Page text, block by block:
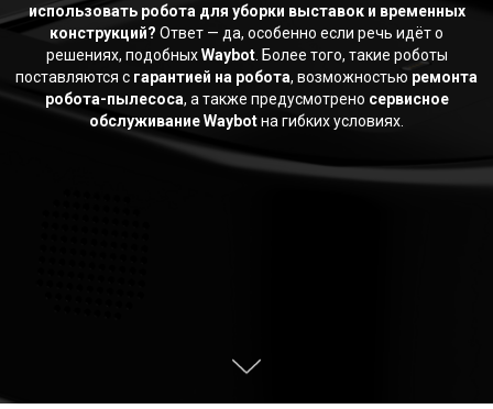
использовать робота для уборки выставок и временных
конструкций? Ответ — да, особенно если речь идёт о
решениях, подобныхWaybot. Более того, такие роботы
поставляются с гарантией на робота, возможностью ремонта
робота-пылесоса, а также предусмотрено сервисное
обслуживание Waybotна гибких условиях.